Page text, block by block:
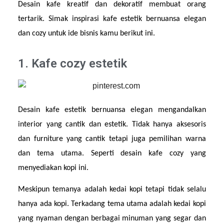
Desain kafe kreatif dan dekoratif membuat orang
tertarik. Simak inspirasi kafe estetik bernuansa elegan
dan cozy untuk ide bisnis kamu berikut ini.
1. Kafe cozy estetik
Desain kafe estetik bernuansa elegan mengandalkan
interior yang cantik dan estetik. Tidak hanya aksesoris
dan furniture yang cantik tetapi juga pemilihan warna
dan tema utama. Seperti desain kafe cozy yang
menyediakan kopi ini.
Meskipun temanya adalah kedai kopi tetapi tidak selalu
hanya ada kopi. Terkadang tema utama adalah kedai kopi
yang nyaman dengan berbagai minuman yang segar dan